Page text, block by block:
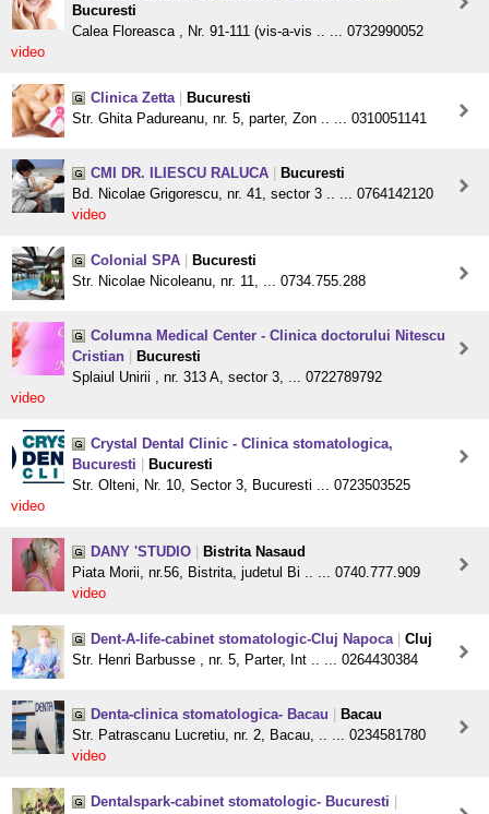
Bucuresti
Calea Floreasca , Nr. 91-111 (vis-a-vis .. ... 0732990052
video
Clinica Zetta
Bucuresti
Str. Ghita Padureanu, nr. 5, parter, Zon .. ... 0310051141
CMI DR. ILIESCU RALUCA
Bucuresti
Bd. Nicolae Grigorescu, nr. 41, sector 3 .. ... 0764142120
video
Colonial SPA
Bucuresti
Str. Nicolae Nicoleanu, nr. 11, ... 0734.755.288
Columna Medical Center - Clinica doctorului Nitescu
Cristian
Bucuresti
Splaiul Unirii , nr. 313 A, sector 3, ... 0722789792
video
Crystal Dental Clinic - Clinica stomatologica,
Bucuresti
Bucuresti
Str. Olteni, Nr. 10, Sector 3, Bucuresti ... 0723503525
video
DANY 'STUDIO
Bistrita Nasaud
Piata Morii, nr.56, Bistrita, judetul Bi .. ... 0740.777.909
video
Dent-A-life-cabinet stomatologic-Cluj Napoca
Cluj
Str. Henri Barbusse , nr. 5, Parter, Int .. ... 0264430384
Denta-clinica stomatologica- Bacau
Bacau
Str. Patrascanu Lucretiu, nr. 2, Bacau, .. ... 0234581780
video
Dentalspark-cabinet stomatologic- Bucuresti